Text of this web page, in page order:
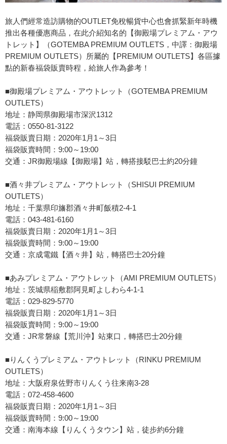
旅人們經常造訪購物的OUTLET免稅暢貨中心也會抓緊新年時機
推出各種優惠商品，在此介紹知名的【御殿場プレミアム・アウ
トレット】（GOTEMBA PREMIUM OUTLETS，中譯：御殿場
PREMIUM OUTLETS）所屬的【PREMIUM OUTLETS】各區據
點的新春福袋販賣時程，給旅人作為參考！
■御殿場プレミアム・アウトレット（GOTEMBA PREMIUM
OUTLETS）
地址：静岡県御殿場市深沢1312
電話：0550-81-3122
福袋販賣日期：2020年1月1～3日
福袋販賣時間：9:00～19:00
交通：JR御殿場線【御殿場】站，轉搭接駁巴士約20分鐘
■酒々井プレミアム・アウトレット（SHISUI PREMIUM
OUTLETS）
地址：千葉県印旛郡酒々井町飯積2-4-1
電話：043-481-6160
福袋販賣日期：2020年1月1～3日
福袋販賣時間：9:00～19:00
交通：京成電鐵【酒々井】站，轉搭巴士20分鐘
■あみプレミアム・アウトレット（AMI PREMIUM OUTLETS）
地址：茨城県稲敷郡阿見町よしわら4-1-1
電話：029-829-5770
福袋販賣日期：2020年1月1～3日
福袋販賣時間：9:00～19:00
交通：JR常磐線【荒川沖】站東口，轉搭巴士20分鐘
■りんくうプレミアム・アウトレット（RINKU PREMIUM
OUTLETS）
地址：大阪府泉佐野市りんくう往来南3-28
電話：072-458-4600
福袋販賣日期：2020年1月1～3日
福袋販賣時間：9:00～19:00
交通：南海本線【りんくうタウン】站，徒步約6分鐘